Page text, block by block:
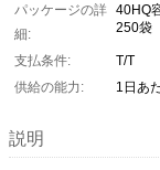
パッケージの詳
細:
40HQ
250袋
支払条件:
T/T
供給の能力:
1日あ
説明